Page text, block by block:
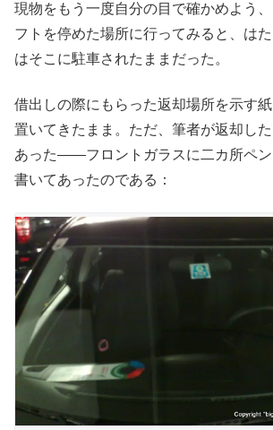
現物をもう一度自分の目で確かめよう
フトを停めた場所に行ってみると、は
はそこに駐車されたままだった。
借出しの際にもらった返却場所を示す
置いてきたまま。ただ、筆者が返却し
あった――フロントガラスに二カ所ペ
書いてあったのである：